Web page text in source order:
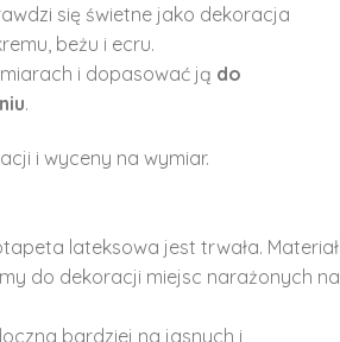
się świetne jako dekoracja
beżu i ecru.
i dopasować ją do
.
i wyceny na wymiar.
lateksowa jest trwała. Materiał
do dekoracji miejsc narażonych na
bardziej na jasnych i